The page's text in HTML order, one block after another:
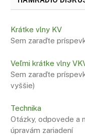
Krátke vlny KV
Sem zaraďte
Veľmi krátke vlny
Sem zaraďte
vyššie)
Technika
Otázky, odpovede a
úpravám zariadení